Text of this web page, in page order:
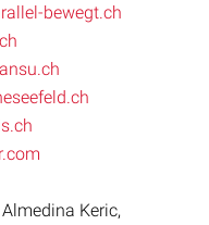
bewegt.ch
Keric,